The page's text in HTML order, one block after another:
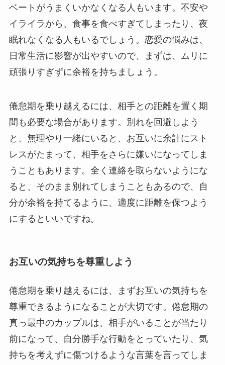
ベートがうまくいかなくなる人もいます。不安や
イライラから、食事を食べすぎてしまったり、夜
眠れなくなる人もいるでしょう。恋愛の悩みは、
日常生活に影響が出やすいので、まずは、ムリに
頑張りすぎずに余裕を持ちましょう。
倦怠期を乗り越えるには、相手との距離を置く期
間も必要な場合があります。別れを回避しよう
と、無理やり一緒にいると、お互いに余計にスト
レスがたまって、相手をさらに嫌いになってしま
うこともあります。全く連絡を取らないようにな
ると、そのまま別れてしまうこともあるので、自
分が余裕を持てるように、適度に距離を保つよう
にするといいですね。
お互いの気持ちを尊重しよう
倦怠期を乗り越えるには、まずお互いの気持ちを
尊重できるようになることが大切です。倦怠期の
真っ最中のカップルは、相手がいることが当たり
前になって、自分勝手な行動をとっていたり、気
持ちを考えずに傷つけるような言葉を言ってしま